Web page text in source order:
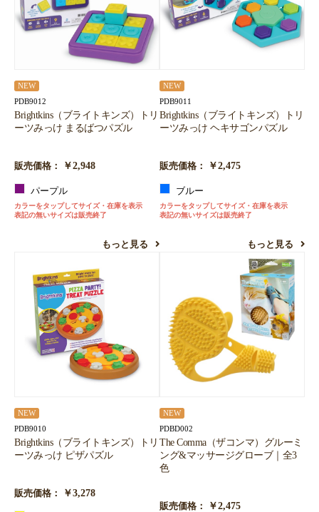
NEW
PDB9012
Brightkins（ブライトキンズ）トリ
ーツみっけ まるばつパズル
販売価格： ￥2,948
パープル
カラーをタップしてサイズ・在庫を表示
表記の無いサイズは販売終了
もっと見る
NEW
PDB9011
Brightkins（ブライトキンズ）トリ
ーツみっけ ヘキサゴンパズル
販売価格： ￥2,475
ブルー
カラーをタップしてサイズ・在庫を表示
表記の無いサイズは販売終了
もっと見る
NEW
PDB9010
Brightkins（ブライトキンズ）トリ
ーツみっけ ピザパズル
販売価格： ￥3,278
NEW
PDBD002
The Comma（ザコンマ）グルーミ
ング&マッサージグローブ｜全3
色
販売価格： ￥2,475